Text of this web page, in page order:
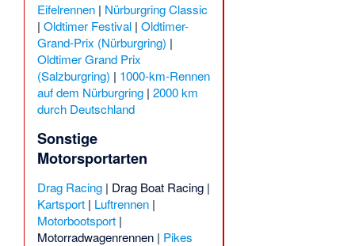
Eifelrennen| Nürburgring Classic
| Oldtimer Festival| Oldtimer-
Grand-Prix (Nürburgring) |
Oldtimer Grand Prix
(Salzburgring) | 1000-km-Rennen
auf dem Nürburgring| 2000 km
durch Deutschland
Sonstige
Motorsportarten
Drag Racing| Drag Boat Racing|
Kartsport| Luftrennen|
Motorbootsport|
Motorradwagenrennen| Pikes